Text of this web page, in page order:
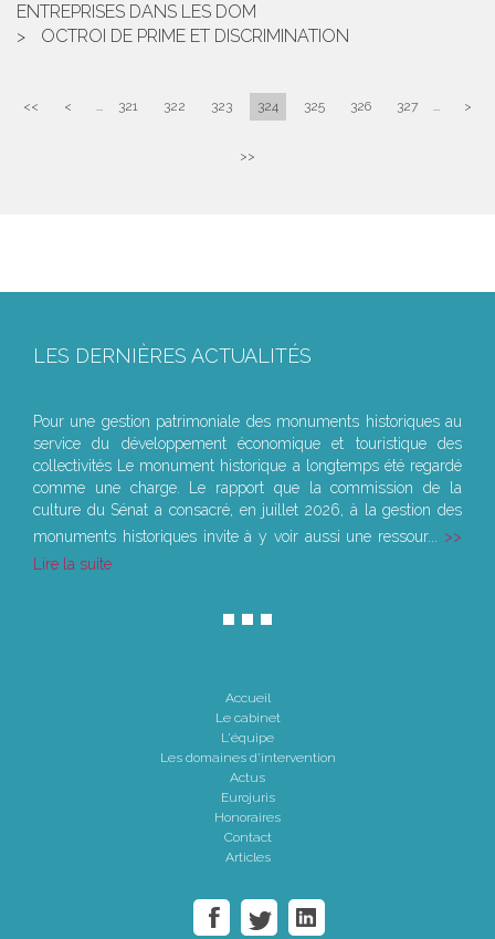
ENTREPRISES DANS LES DOM
OCTROI DE PRIME ET DISCRIMINATION
<< < ... 321 322 323 324 325 326 327 ... >
>>
LES DERNIÈRES ACTUALITÉS
Pour une gestion patrimoniale des monuments historiques au
service du développement économique et touristique des
collectivités Le monument historique a longtemps été regardé
comme une charge. Le rapport que la commission de la
culture du Sénat a consacré, en juillet 2026, à la gestion des
monuments historiques invite à y voir aussi une ressour...
Lire la suite
Accueil
Le cabinet
L'équipe
Les domaines d'intervention
Actus
Eurojuris
Honoraires
Contact
Articles